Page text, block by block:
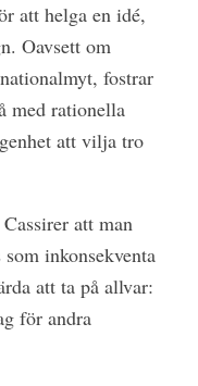
att helga en idé,
Oavsett om
fostrar
med rationella
att vilja tro
att man
inkonsekventa
att ta på allvar:
för andra